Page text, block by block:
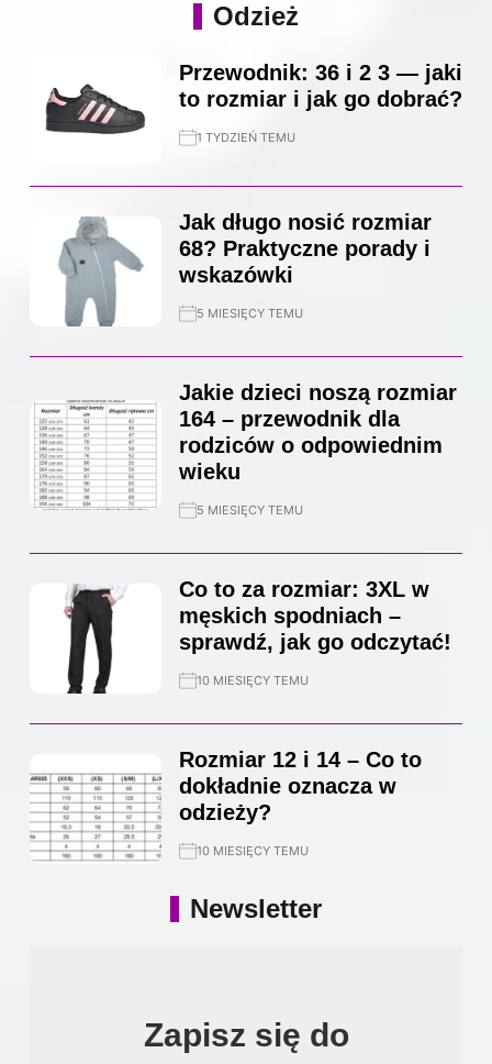
Odzież
Przewodnik: 36 i 2 3 — jaki
to rozmiar i jak go dobrać?
1 TYDZIEŃ TEMU
Jak długo nosić rozmiar
68? Praktyczne porady i
wskazówki
5 MIESIĘCY TEMU
Jakie dzieci noszą rozmiar
164 – przewodnik dla
rodziców o odpowiednim
wieku
5 MIESIĘCY TEMU
Co to za rozmiar: 3XL w
męskich spodniach –
sprawdź, jak go odczytać!
10 MIESIĘCY TEMU
Rozmiar 12 i 14 – Co to
dokładnie oznacza w
odzieży?
10 MIESIĘCY TEMU
Newsletter
Zapisz się do